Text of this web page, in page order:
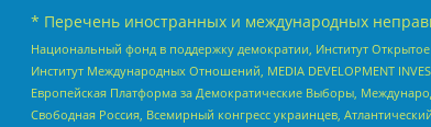
* Перечень иностранных и международных
Национальный фонд в поддержку демократии, Институт
Институт Международных Отношений, MEDIA DEVELOPMENT
Европейская Платформа за Демократические Выборы,
Свободная Россия, Всемирный конгресс украинцев,